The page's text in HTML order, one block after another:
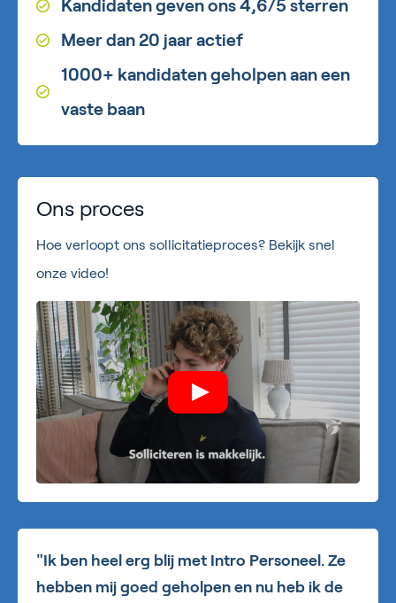
Kandidaten geven ons 4,6/5 sterren
Meer dan 20 jaar actief
1000+ kandidaten geholpen aan een
vaste baan
Ons proces
Hoe verloopt ons sollicitatieproces? Bekijk snel
onze video!
"Ik ben heel erg blij met Intro Personeel. Ze
hebben mij goed geholpen en nu heb ik de